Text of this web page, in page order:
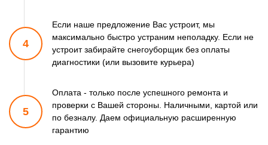
4
Если наше предложение Вас устроит, мы
максимально быстро устраним неполадку. Если не
устроит забирайте снегоуборщик без оплаты
диагностики (или вызовите курьера)
5
Оплата - только после успешного ремонта и
проверки с Вашей стороны. Наличными, картой или
по безналу. Даем официальную расширенную
гарантию